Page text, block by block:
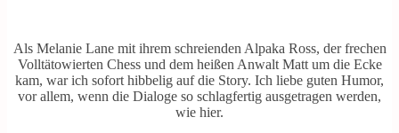
Als Melanie Lane mit ihrem schreienden Alpaka Ross, der frechen
Volltätowierten Chess und dem heißen Anwalt Matt um die Ecke
kam, war ich sofort hibbelig auf die Story. Ich liebe guten Humor,
vor allem, wenn die Dialoge so schlagfertig ausgetragen werden,
wie hier.